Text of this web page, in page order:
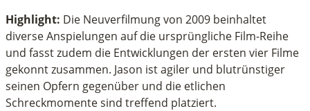
Highlight: Die Neuverfilmung von 2009 beinhaltet
diverse Anspielungen auf die ursprüngliche Film-Reihe
und fasst zudem die Entwicklungen der ersten vier Filme
gekonnt zusammen. Jason ist agiler und blutrünstiger
seinen Opfern gegenüber und die etlichen
Schreckmomente sind treffend platziert.